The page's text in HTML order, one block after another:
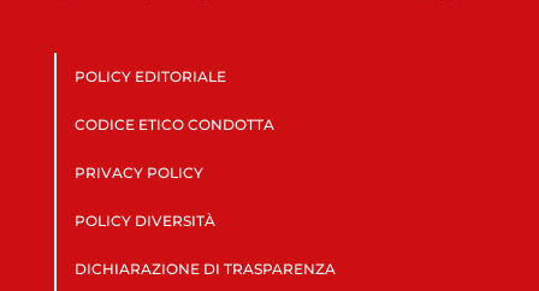
POLICY EDITORIALE
CODICE ETICO CONDOTTA
PRIVACY POLICY
POLICY DIVERSITÀ
DICHIARAZIONE DI TRASPARENZA